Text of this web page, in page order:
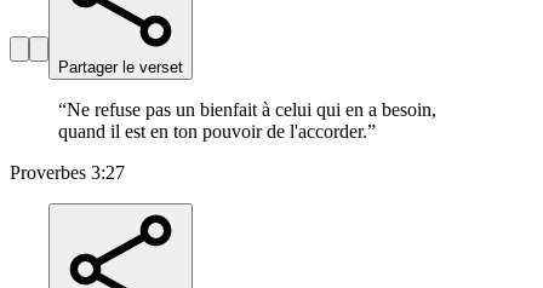
Partager le verset
“Ne refuse pas un bienfait à celui qui en a besoin,
quand il est en ton pouvoir de l'accorder.”
Proverbes 3:27